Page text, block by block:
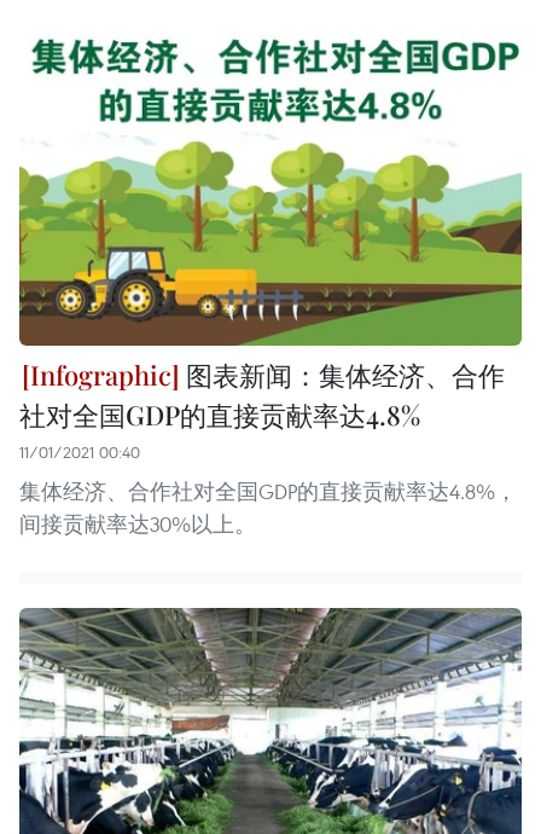
图表新闻：集体经济、合作
社对全国GDP的直接贡献率达4.8%
11/01/2021 00:40
集体经济、合作社对全国GDP的直接贡献率达4.8%，
间接贡献率达30%以上。